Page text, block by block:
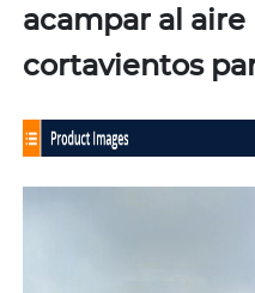
acampar al aire
cortavientos